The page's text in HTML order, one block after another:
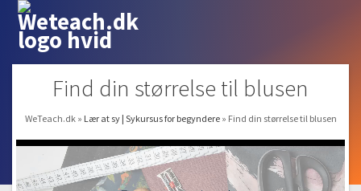
Find din størrelse til blusen
WeTeach.dk » Lær at sy | Sykursus for begyndere » Find din størrelse til blusen